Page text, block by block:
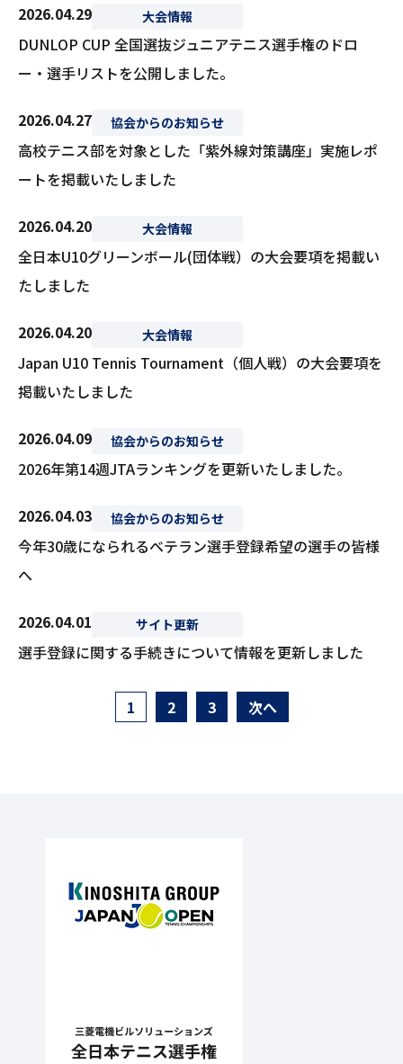
2026.04.29 大会情報
DUNLOP CUP 全国選抜ジュニアテニス選手権のドロ
ー・選手リストを公開しました。
2026.04.27 協会からのお知らせ
高校テニス部を対象とした「紫外線対策講座」実施レポ
ートを掲載いたしました
2026.04.20 大会情報
全日本U10グリーンボール(団体戦）の大会要項を掲載い
たしました
2026.04.20 大会情報
Japan U10 Tennis Tournament（個人戦）の大会要項を
掲載いたしました
2026.04.09 協会からのお知らせ
2026年第14週JTAランキングを更新いたしました。
2026.04.03 協会からのお知らせ
今年30歳になられるベテラン選手登録希望の選手の皆様
へ
2026.04.01 サイト更新
選手登録に関する手続きについて情報を更新しました
1 2 3 次へ